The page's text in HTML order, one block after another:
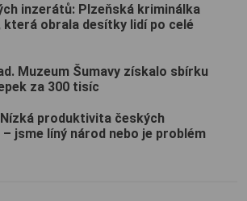
inzerátů: Plzeňská kriminálka
která obrala desítky lidí po celé
Muzeum Šumavy získalo sbírku
za 300 tisíc
produktivita českých
jsme líný národ nebo je problém